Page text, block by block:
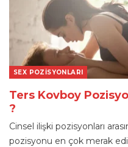
SEX POZISYONLARI
Ters Kovboy
?
Cinsel ilişki pozisyonları
pozisyonu en çok merak